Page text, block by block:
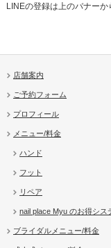
LINEの登録は上のバナーか
店舗案内
ご予約フォーム
プロフィール
メニュー/料金
ハンド
フット
リペア
nail place Myu のお得シス
ブライダルメニュー/料金